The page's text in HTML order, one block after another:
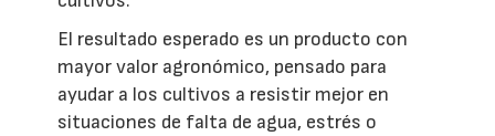
El resultado esperado es un producto con
mayor valor agronómico, pensado para
ayudar a los cultivos a resistir mejor en
situaciones de falta de agua, estrés o